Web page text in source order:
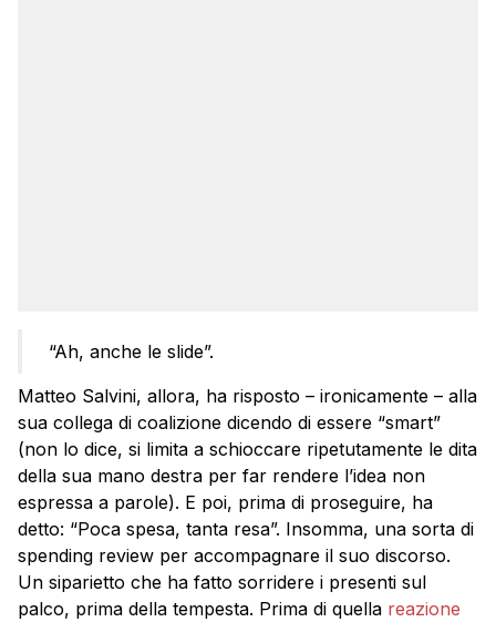
“Ah, anche le slide”.
Matteo Salvini, allora, ha risposto – ironicamente – alla
sua collega di coalizione dicendo di essere “smart”
(non lo dice, si limita a schioccare ripetutamente le dita
della sua mano destra per far rendere l’idea non
espressa a parole). E poi, prima di proseguire, ha
detto: “Poca spesa, tanta resa”. Insomma, una sorta di
spending review per accompagnare il suo discorso.
Un siparietto che ha fatto sorridere i presenti sul
palco, prima della tempesta. Prima di quella reazione